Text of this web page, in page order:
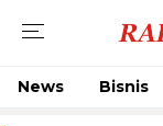
News Bisnis